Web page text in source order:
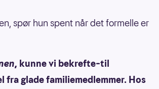
spør hun spent når det formelle er
, kunne vi bekrefte–til
fra glade familiemedlemmer. Hos